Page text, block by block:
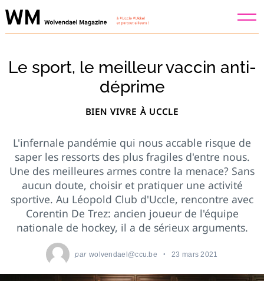
Skip
to
Le sport, le meilleur vaccin anti-
déprime
BIEN VIVRE À UCCLE
L'infernale pandémie qui nous accable risque de
saper les ressorts des plus fragiles d'entre nous.
Une des meilleures armes contre la menace? Sans
aucun doute, choisir et pratiquer une activité
sportive. Au Léopold Club d'Uccle, rencontre avec
Corentin De Trez: ancien joueur de l'équipe
nationale de hockey, il a de sérieux arguments.
par wolvendael@ccu.be 23 mars 2021